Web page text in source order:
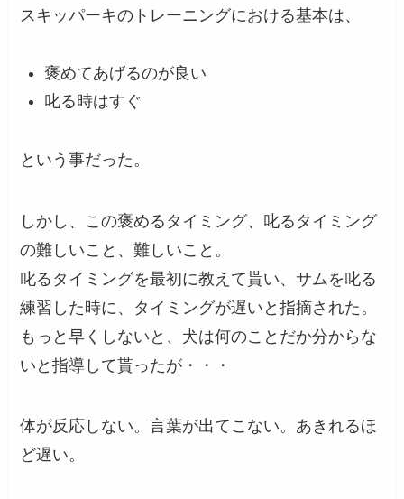
スキッパーキのトレーニングにおける基本は、
褒めてあげるのが良い
叱る時はすぐ
という事だった。
しかし、この褒めるタイミング、叱るタイミング
の難しいこと、難しいこと。
叱るタイミングを最初に教えて貰い、サムを叱る
練習した時に、タイミングが遅いと指摘された。
もっと早くしないと、犬は何のことだか分からな
いと指導して貰ったが・・・
体が反応しない。言葉が出てこない。あきれるほ
ど遅い。